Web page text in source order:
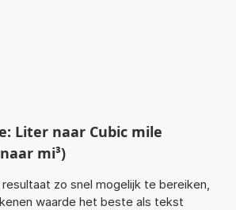
Liter naar Cubic mile
mi³)
zo snel mogelijk te bereiken,
waarde het beste als tekst